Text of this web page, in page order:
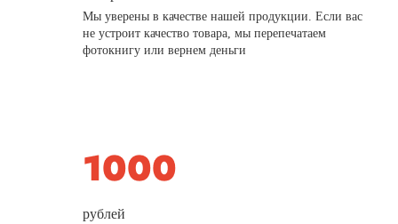
Мы уверены в качестве нашей продукции. Если вас
не устроит качество товара, мы перепечатаем
фотокнигу или вернем деньги
рублей